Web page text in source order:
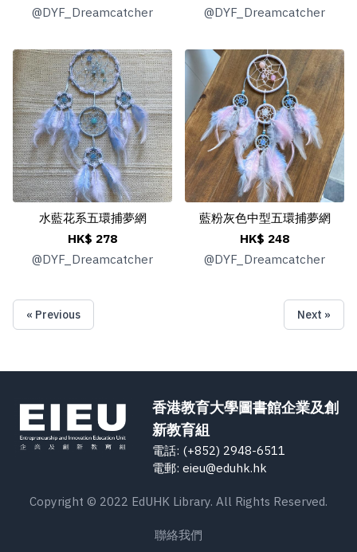
@DYF_Dreamcatcher
@DYF_Dreamcatcher
水藍花系五環捕夢網
HK$ 278
@DYF_Dreamcatcher
藍粉灰色中型五環捕夢網
HK$ 248
@DYF_Dreamcatcher
« Previous Next »
香港教育大學圖書館企業及創
新教育組
電話: (+852) 2948-6511
電郵: eieu@eduhk.hk
Copyright © 2022 EdUHK Library. All Rights Reserved.
聯絡我們